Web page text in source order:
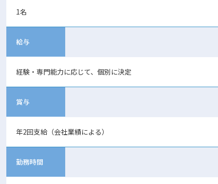
1名
給与
経験・専門能力に応じて、個別に決定
賞与
年2回支給（会社業績による）
勤務時間